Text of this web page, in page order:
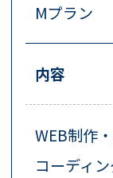
Mプラン
内容
WEB制作
コーディ